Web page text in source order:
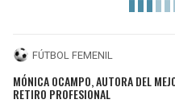
FÚTBOL FEMENIL
MÓNICA OCAMPO, AUTORA DEL
RETIRO PROFESIONAL